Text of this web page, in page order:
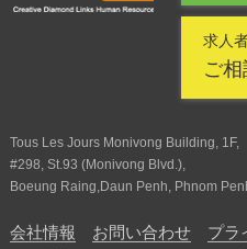
求人
ご
Tous Les Jours Monivong Building, 1F,
#298, St.93 (Monivong Blvd.),
Boeung Raing,Daun Penh, Phnom
会社情報 お問い合わせ
プラ